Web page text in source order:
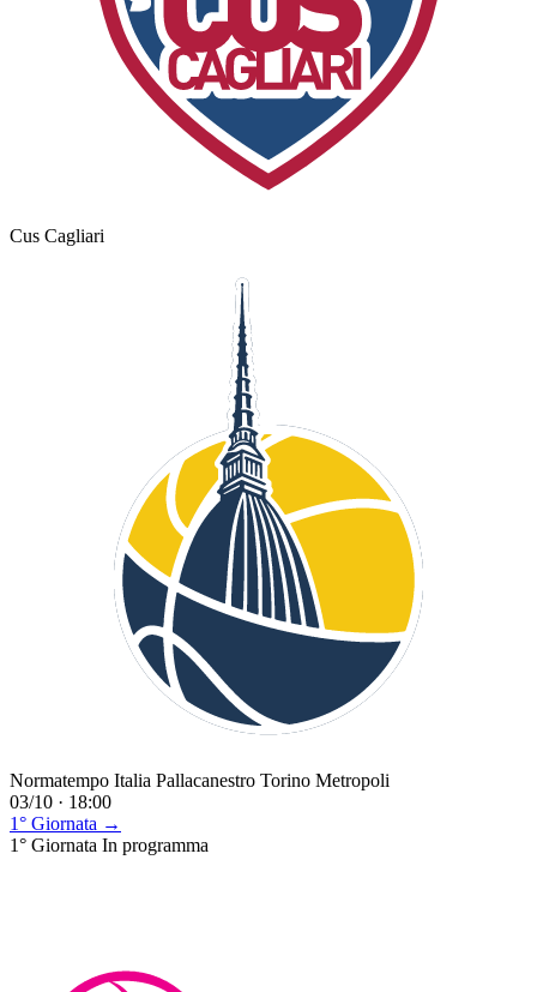
Cus Cagliari
Normatempo Italia Pallacanestro Torino Metropoli
03/10 · 18:00
1° Giornata →
1° Giornata In programma